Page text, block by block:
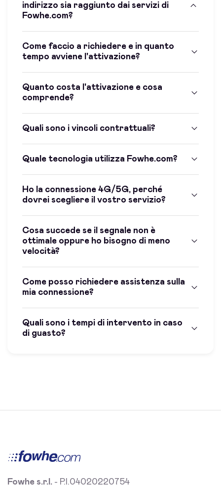
indirizzo sia raggiunto dai servizi di
Fowhe.com?
Come faccio a richiedere e in quanto
tempo avviene l'attivazione?
Quanto costa l'attivazione e cosa
comprende?
Quali sono i vincoli contrattuali?
Quale tecnologia utilizza Fowhe.com?
Ho la connessione 4G/5G, perché
dovrei scegliere il vostro servizio?
Cosa succede se il segnale non è
ottimale oppure ho bisogno di meno
velocità?
Come posso richiedere assistenza sulla
mia connessione?
Quali sono i tempi di intervento in caso
di guasto?
Fowhe s.r.l. - P.I.04020220754